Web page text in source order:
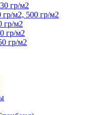
гр/м2
м2, 500 гр/м2
гр/м2
гр/м2
гр/м2